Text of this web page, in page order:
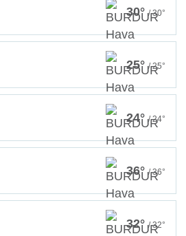
30°/ 30°
25°/ 25°
24°/ 24°
36°/ 36°
32°/ 32°